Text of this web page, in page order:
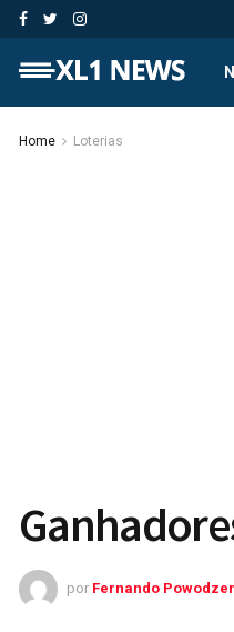
Home Loterias
por Fernando